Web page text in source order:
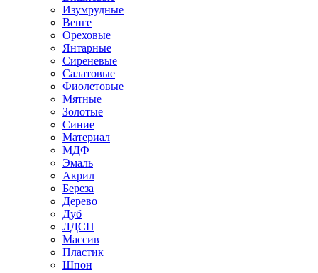
Изумрудные
Венге
Ореховые
Янтарные
Сиреневые
Салатовые
Фиолетовые
Мятные
Золотые
Синие
Материал
МДФ
Эмаль
Акрил
Береза
Дерево
Дуб
ЛДСП
Массив
Пластик
Шпон